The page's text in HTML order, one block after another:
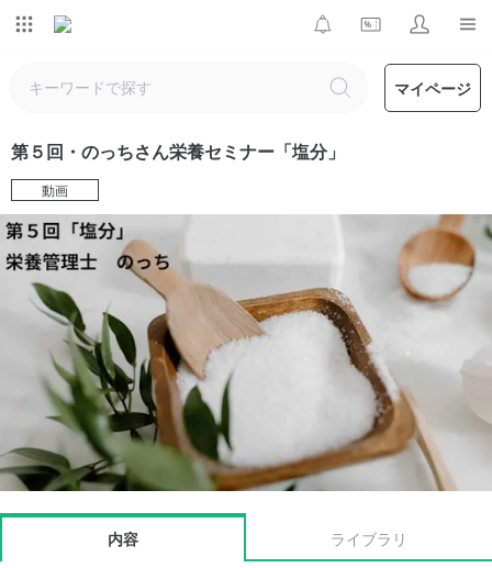
マイページ
第５回・のっちさん栄養セミナー「塩分」
動画
内容 ライブラリ